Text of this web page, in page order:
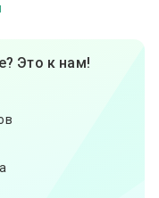
Это к нам!